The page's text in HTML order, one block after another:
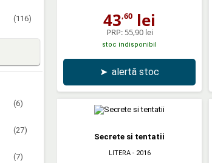
(116)
(6)
(27)
(7)
43,60 lei
PRP: 55,90 lei
stoc indisponibil
➤ alertă stoc
Secrete si tentatii
LITERA- 2016